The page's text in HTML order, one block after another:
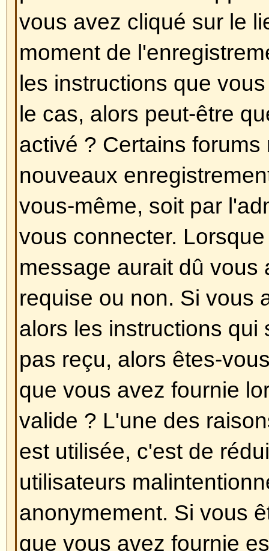
Toutes vos préférences (si vous
stockées dans la base de
pages, mais cela peut ne pas
permettra de changer toutes
Revenir en haut
Les heures ne sont pas
Les heures sont certainement
que vous pouvez voir sont les
un fuseau horaire différent du
vous devriez changer vos
en choisissant le fuseau
Londres, Paris, New York,
que changer le fuseau horaire,
autres options peut uniquement
utilisateurs enregistrés. Donc, si
enregistré, c'est la bonne heure
pardonnez le jeu de mots !
Revenir en haut
J'ai changé le fuseau horaire
incorrecte !
Si vous êtes sûr d'avoir choisi